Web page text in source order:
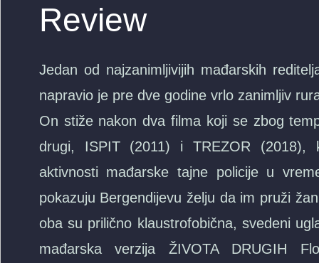
Review
Jedan od najzanimljivijih mađarskih
napravio je pre dve godine vrlo zanimljiv
On stiže nakon dva filma koji se zbog
drugi, ISPIT (2011) i TREZOR (2018),
aktivnosti mađarske tajne policije u
pokazuju Bergendijevu želju da im pruži
oba su prilično klaustrofobična, svedeni
mađarska verzija ŽIVOTA DRUGIH